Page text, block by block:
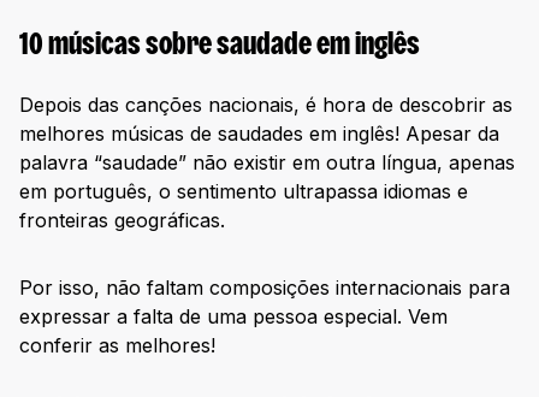
10 músicas sobre saudade em inglês
Depois das canções nacionais, é hora de descobrir as
melhores músicas de saudades em inglês! Apesar da
palavra “saudade” não existir em outra língua, apenas
em português, o sentimento ultrapassa idiomas e
fronteiras geográficas.
Por isso, não faltam composições internacionais para
expressar a falta de uma pessoa especial. Vem
conferir as melhores!